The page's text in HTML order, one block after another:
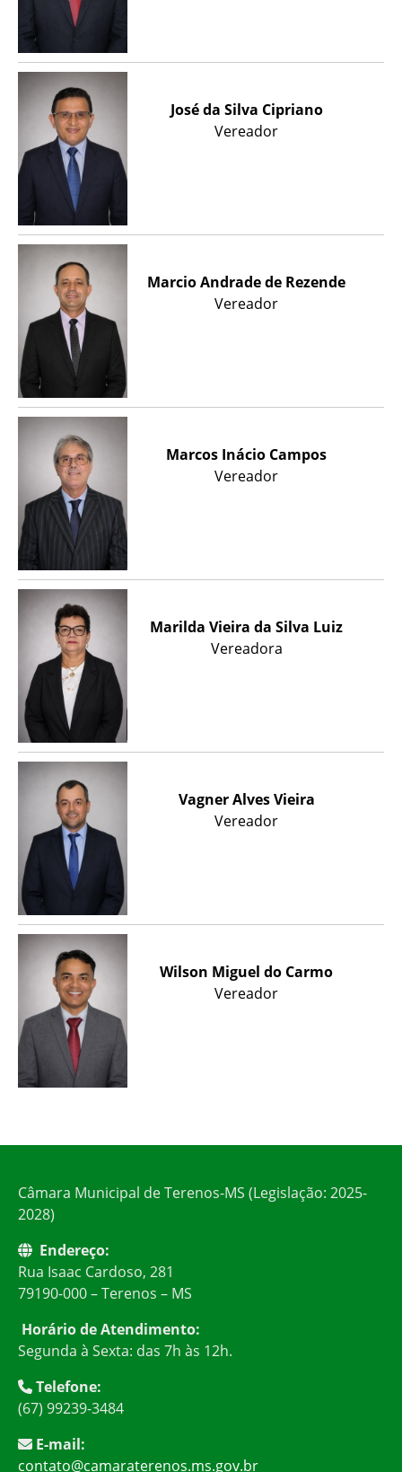
José da Silva Cipriano
Vereador
Marcio Andrade de Rezende
Vereador
Marcos Inácio Campos
Vereador
Marilda Vieira da Silva Luiz
Vereadora
Vagner Alves Vieira
Vereador
Wilson Miguel do Carmo
Vereador
Câmara Municipal de Terenos-MS (Legislação: 2025-
2028)
Endereço:
Rua Isaac Cardoso, 281
79190-000 – Terenos – MS
Horário de Atendimento:
Segunda à Sexta: das 7h às 12h.
Telefone:
(67) 99239-3484
E-mail:
contato@camaraterenos.ms.gov.br